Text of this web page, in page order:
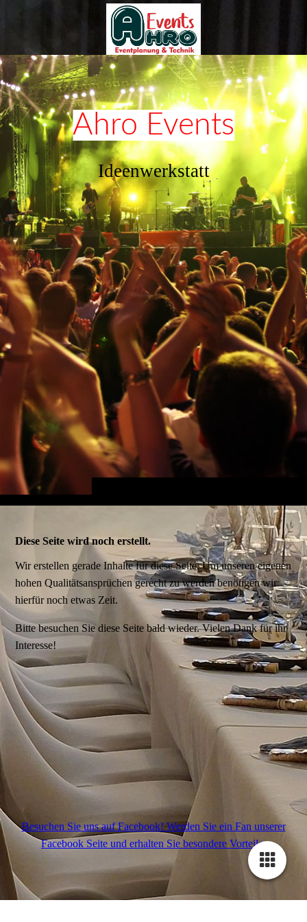
Ahro Events
Ideenwerkstatt
Diese Seite wird noch erstellt.
Wir erstellen gerade Inhalte für diese Seite. Um unseren eigenen
hohen Qualitätsansprüchen gerecht zu werden benötigen wir
hierfür noch etwas Zeit.
Bitte besuchen Sie diese Seite bald wieder. Vielen Dank für ihr
Interesse!
Besuchen Sie uns auf Facebook! Werden Sie ein Fan unserer
Facebook Seite und erhalten Sie besondere Vorteile.